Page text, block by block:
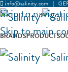
Skip to
Skip to main
info@salinity.com |
BRANDSPRODUCTS